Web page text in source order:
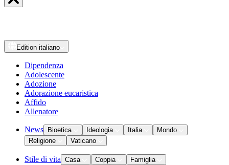
Edition italiano
Dipendenza
Adolescente
Adozione
Adorazione eucaristica
Affido
Allenatore
News Bioetica Ideologia Italia
Mondo
Religione
Vaticano
Stile di vita Casa Coppia
Famiglia